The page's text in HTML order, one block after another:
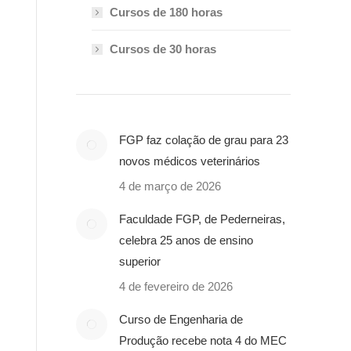
Cursos de 180 horas
Cursos de 30 horas
FGP faz colação de grau para 23
novos médicos veterinários
4 de março de 2026
Faculdade FGP, de Pederneiras,
celebra 25 anos de ensino
superior
4 de fevereiro de 2026
Curso de Engenharia de
Produção recebe nota 4 do MEC